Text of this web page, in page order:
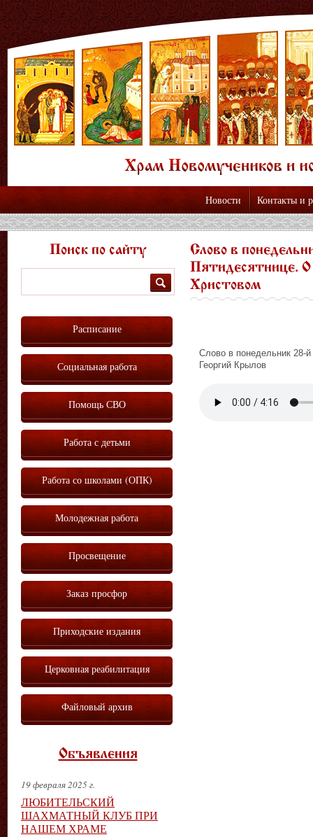
Новости Контакты и
Слово в
Пятидесятнице.
Христовом
Слово в понедельник 28-
Георгий Крылов
Поиск по сайту
Расписание
Социальная работа
Помощь СВО
Работа с детьми
Работа со школами (ОПК)
Молодежная работа
Просвещение
Заказ просфор
Приходские издания
Церковная реабилитация
Файловый архив
Объявления
19 февраля 2025 г.
ЛЮБИТЕЛЬСКИЙ
ШАХМАТНЫЙ КЛУБ ПРИ
НАШЕМ ХРАМЕ